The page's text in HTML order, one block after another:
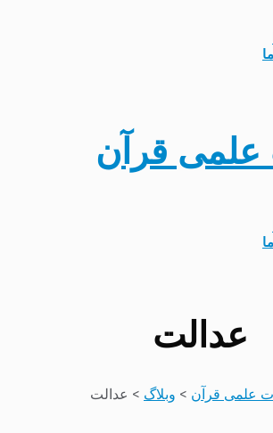
علمی قرآن
عدالت
علمی قرآن > وبلاگ > عدالت